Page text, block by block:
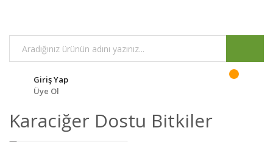
Giriş Yap
Üye Ol
Karaciğer Dostu Bitkiler